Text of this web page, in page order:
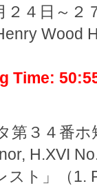
２４日～
Time:
第３４番
H.XVI
スト」（1.